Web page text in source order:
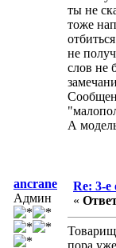
ты не
тоже
не
слов не
А
ancrane
Админ
Re: 3-е
«
пора